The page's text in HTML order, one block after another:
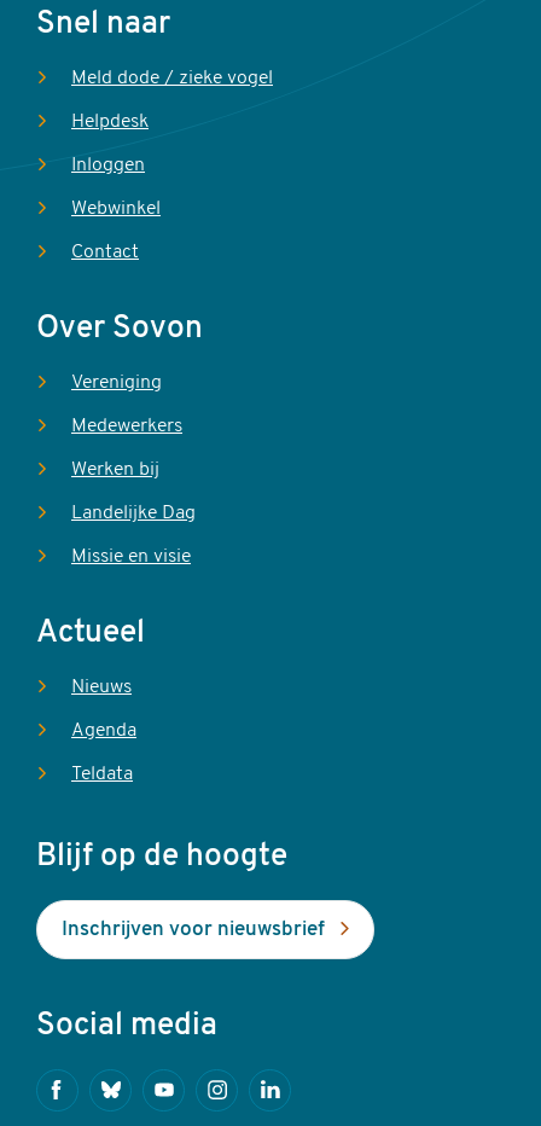
Voet
Snel naar
Meld dode / zieke vogel
Helpdesk
Inloggen
Webwinkel
Contact
Over Sovon
Vereniging
Medewerkers
Werken bij
Landelijke Dag
Missie en visie
Actueel
Nieuws
Agenda
Teldata
Blijf op de hoogte
Inschrijven voor nieuwsbrief
Social media
FacebookBlueskyYoutubeInstagramLinkedin